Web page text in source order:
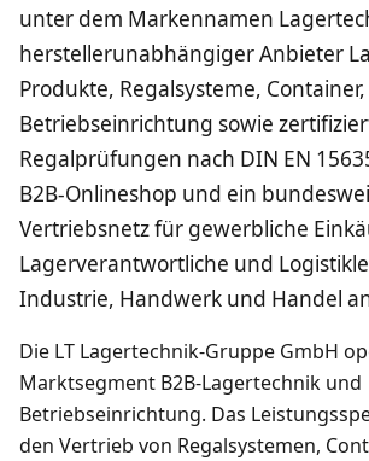
unter dem Markennamen
herstellerunabhängiger Anbieter
Produkte, Regalsysteme, Container,
Betriebseinrichtung sowie
Regalprüfungen nach DIN EN
B2B-Onlineshop und ein
Vertriebsnetz für gewerbliche
Lagerverantwortliche und
Industrie, Handwerk und Handel
Die LT Lagertechnik-Gruppe GmbH
Marktsegment B2B-Lagertechnik und
Betriebseinrichtung. Das
den Vertrieb von Regalsystemen,